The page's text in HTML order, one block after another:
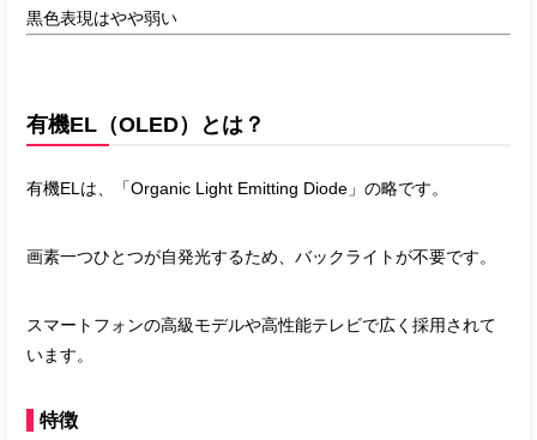
黒色表現はやや弱い
有機EL（OLED）とは？
有機ELは、「Organic Light Emitting Diode」の略です。
画素一つひとつが自発光するため、バックライトが不要です。
スマートフォンの高級モデルや高性能テレビで広く採用されて
います。
特徴